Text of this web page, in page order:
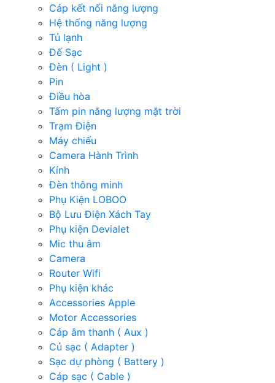
Cáp kết nối năng lượng
Hệ thống năng lượng
Tủ lạnh
Đế Sạc
Đèn ( Light )
Pin
Điều hòa
Tấm pin năng lượng mặt trời
Trạm Điện
Máy chiếu
Camera Hành Trình
Kính
Đèn thông minh
Phụ Kiện LOBOO
Bộ Lưu Điện Xách Tay
Phụ kiện Devialet
Mic thu âm
Camera
Router Wifi
Phụ kiện khác
Accessories Apple
Motor Accessories
Cáp âm thanh ( Aux )
Củ sạc ( Adapter )
Sạc dự phòng ( Battery )
Cáp sạc ( Cable )